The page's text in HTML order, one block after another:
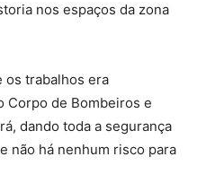
nos espaços da zona
os trabalhos era
Corpo de Bombeiros e
dando toda a segurança
não há nenhum risco para